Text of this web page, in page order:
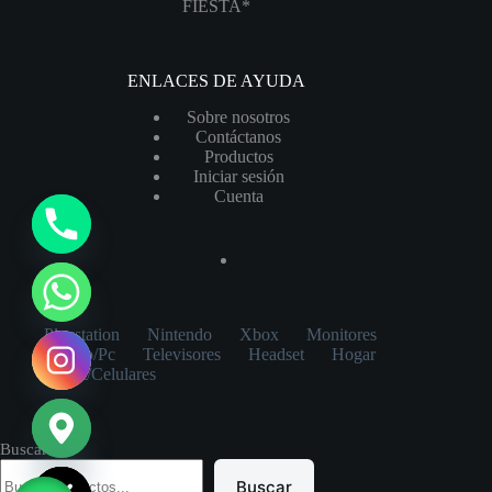
FIESTA*
ENLACES DE AYUDA
Sobre nosotros
Contáctanos
Productos
Iniciar sesión
Cuenta
Playstation Nintendo Xbox
Monitores
Laptop/Pc
Televisores Headset
Hogar
Tablet/Celulares
Buscar
Buscar
H
i
d
e
c
h
a
t
y